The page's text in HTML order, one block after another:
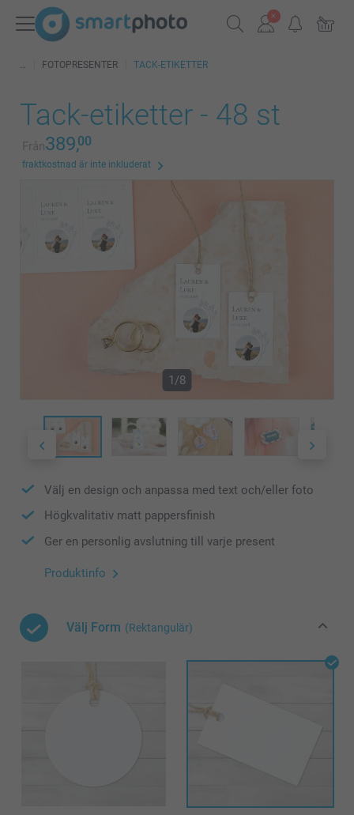
FOTOPRESENTER TACK-ETIKETTER
Tack-etiketter - 48 st
Från389,00
fraktkostnad är inte inkluderat
1/8
Välj en design och anpassa med text och/eller foto
Högkvalitativ matt pappersfinish
Ger en personlig avslutning till varje present
Produktinfo
Välj Form (Rektangulär)